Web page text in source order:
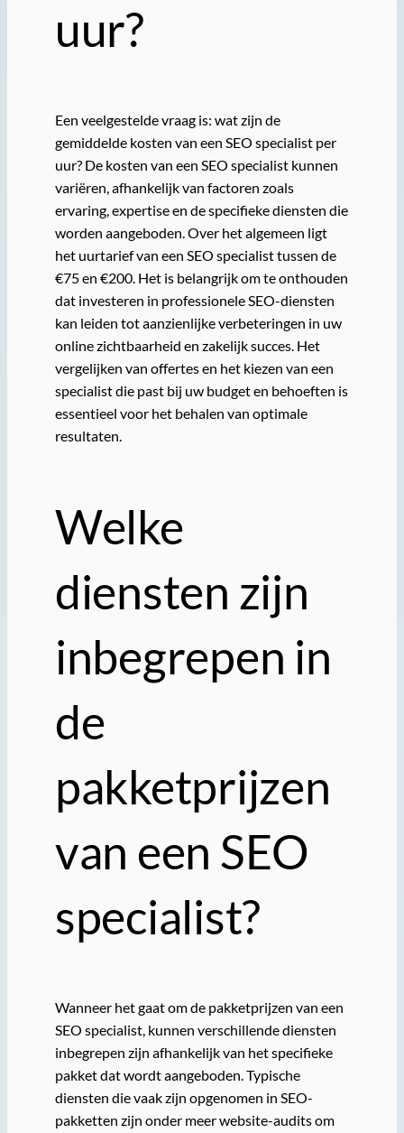
uur?
Een veelgestelde vraag is: wat zijn de
gemiddelde kosten van een SEO specialist per
uur? De kosten van een SEO specialist kunnen
variëren, afhankelijk van factoren zoals
ervaring, expertise en de specifieke diensten die
worden aangeboden. Over het algemeen ligt
het uurtarief van een SEO specialist tussen de
€75 en €200. Het is belangrijk om te onthouden
dat investeren in professionele SEO-diensten
kan leiden tot aanzienlijke verbeteringen in uw
online zichtbaarheid en zakelijk succes. Het
vergelijken van offertes en het kiezen van een
specialist die past bij uw budget en behoeften is
essentieel voor het behalen van optimale
resultaten.
Welke
diensten zijn
inbegrepen in
de
pakketprijzen
van een SEO
specialist?
Wanneer het gaat om de pakketprijzen van een
SEO specialist, kunnen verschillende diensten
inbegrepen zijn afhankelijk van het specifieke
pakket dat wordt aangeboden. Typische
diensten die vaak zijn opgenomen in SEO-
pakketten zijn onder meer website-audits om